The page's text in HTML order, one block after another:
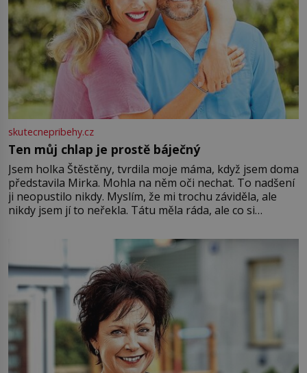
skutecnepribehy.cz
Ten můj chlap je prostě báječný
Jsem holka Štěstěny, tvrdila moje máma, když jsem doma
představila Mirka. Mohla na něm oči nechat. To nadšení
ji neopustilo nikdy. Myslím, že mi trochu záviděla, ale
nikdy jsem jí to neřekla. Tátu měla ráda, ale co si
Jsme spolu moc rádi Tehdy byla jiná doba, když